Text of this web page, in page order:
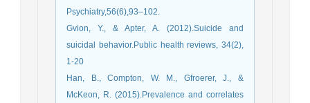
Psychiatry,56(6),93–102.
Gvion, Y., & Apter, A. (2012).Suicide and
suicidal behavior.Public health reviews, 34(2),
1-20
Han, B., Compton, W. M., Gfroerer, J., &
McKeon, R. (2015).Prevalence and correlates